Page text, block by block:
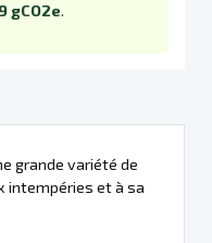
gCO2e.
grande variété de
intempéries et à sa